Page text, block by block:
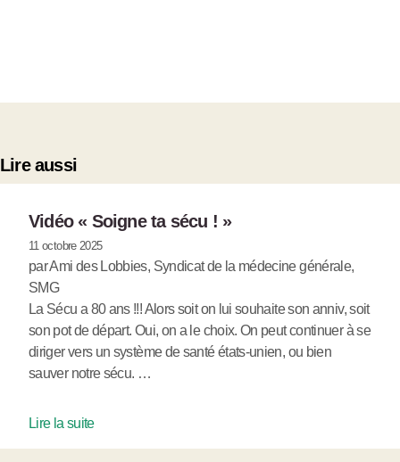
Lire aussi
Vidéo « Soigne ta sécu ! »
11 octobre 2025
par Ami des Lobbies, Syndicat de la médecine générale,
SMG
La Sécu a 80 ans !!! Alors soit on lui souhaite son anniv, soit
son pot de départ. Oui, on a le choix. On peut continuer à se
diriger vers un système de santé états-unien, ou bien
sauver notre sécu. …
Lire la suite